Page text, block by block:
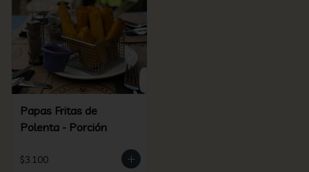
Papas Fritas de
Polenta - Porción
$3.100